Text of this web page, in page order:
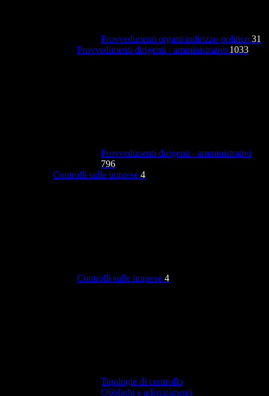
Provvedimenti organi indirizzo-politico 31
Provvedimenti dirigenti - amministrativi 1033
Provvedimenti dirigenti - amministrativi
796
Controlli sulle imprese 4
Controlli sulle imprese 4
Tipologie di controllo
Obblighi e adempimenti